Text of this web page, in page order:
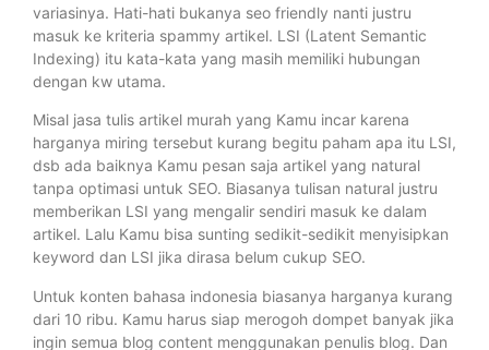
variasinya. Hati-hati bukanya seo friendly nanti justru
masuk ke kriteria spammy artikel. LSI (Latent Semantic
Indexing) itu kata-kata yang masih memiliki hubungan
dengan kw utama.
Misal jasa tulis artikel murah yang Kamu incar karena
harganya miring tersebut kurang begitu paham apa itu LSI,
dsb ada baiknya Kamu pesan saja artikel yang natural
tanpa optimasi untuk SEO. Biasanya tulisan natural justru
memberikan LSI yang mengalir sendiri masuk ke dalam
artikel. Lalu Kamu bisa sunting sedikit-sedikit menyisipkan
keyword dan LSI jika dirasa belum cukup SEO.
Untuk konten bahasa indonesia biasanya harganya kurang
dari 10 ribu. Kamu harus siap merogoh dompet banyak jika
ingin semua blog content menggunakan penulis blog. Dan